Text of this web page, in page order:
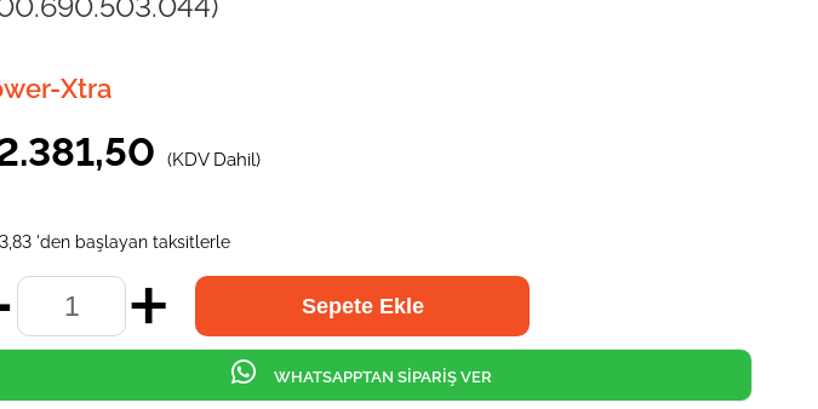
Xtra
(KDV Dahil)
'den başlayan taksitlerle
WHATSAPPTAN SİPARİŞ VER